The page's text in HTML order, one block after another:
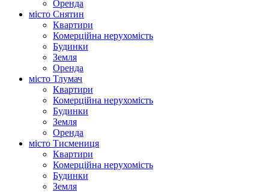
Оренда
місто Снятин
Квартири
Комерційна нерухомість
Будинки
Земля
Оренда
місто Тлумач
Квартири
Комерційна нерухомість
Будинки
Земля
Оренда
місто Тисмениця
Квартири
Комерційна нерухомість
Будинки
Земля